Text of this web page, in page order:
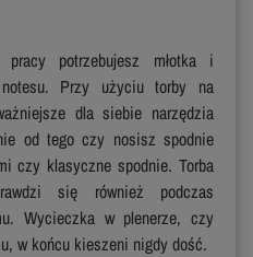
potrzebujesz młotka i
Przy użyciu torby na
dla siebie narzędzia
od tego czy nosisz spodnie
czy klasyczne spodnie. Torba
się również podczas
Wycieczka w plenerze, czy
w końcu kieszeni nigdy dość.